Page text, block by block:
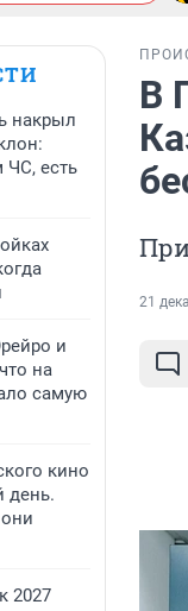
накрыл
ЧС, есть
и
на
самую
кино
день.
2027
В
21